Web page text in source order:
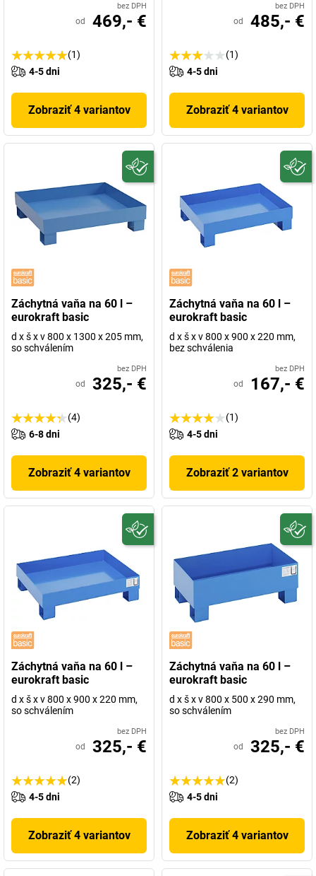
bez DPH
od 469,- €
(1)
4-5 dni
Zobraziť 4 variantov
bez DPH
od 485,- €
(1)
4-5 dni
Zobraziť 4 variantov
Záchytná vaňa na 60 l –
eurokraft basic
d x š x v 800 x 1300 x 205 mm,
so schválením
bez DPH
od 325,- €
(4)
6-8 dni
Zobraziť 4 variantov
Záchytná vaňa na 60 l –
eurokraft basic
d x š x v 800 x 900 x 220 mm,
bez schválenia
bez DPH
od 167,- €
(1)
4-5 dni
Zobraziť 2 variantov
Záchytná vaňa na 60 l –
eurokraft basic
d x š x v 800 x 900 x 220 mm,
so schválením
bez DPH
od 325,- €
(2)
4-5 dni
Zobraziť 4 variantov
Záchytná vaňa na 60 l –
eurokraft basic
d x š x v 800 x 500 x 290 mm,
so schválením
bez DPH
od 325,- €
(2)
4-5 dni
Zobraziť 4 variantov